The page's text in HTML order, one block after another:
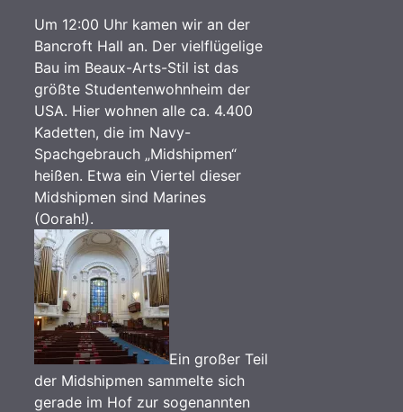
Um 12:00 Uhr kamen wir an der
Bancroft Hall an. Der vielflügelige
Bau im Beaux-Arts-Stil ist das
größte Studentenwohnheim der
USA. Hier wohnen alle ca. 4.400
Kadetten, die im Navy-
Spachgebrauch „Midshipmen“
heißen. Etwa ein Viertel dieser
Midshipmen sind Marines
(Oorah!).
Ein großer Teil
der Midshipmen sammelte sich
gerade im Hof zur sogenannten